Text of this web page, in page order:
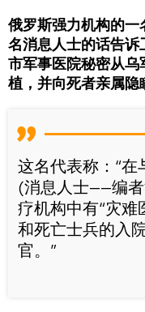
俄罗斯强力机构的
名消息人士的话告
市军事医院秘密从
植，并向死者亲属隐
这名代表称：“在
(消息人士——编
疗机构中有“灾难
和死亡士兵的入
官。”